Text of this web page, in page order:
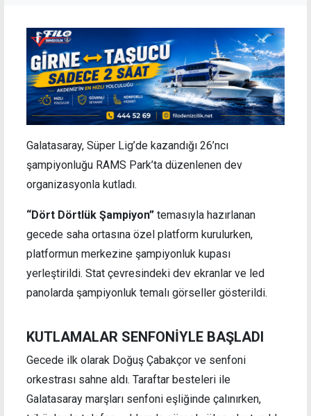
Galatasaray, Süper Lig’de kazandığı 26’ncı
şampiyonluğu RAMS Park’ta düzenlenen dev
organizasyonla kutladı.
“Dört Dörtlük Şampiyon” temasıyla hazırlanan
gecede saha ortasına özel platform kurulurken,
platformun merkezine şampiyonluk kupası
yerleştirildi. Stat çevresindeki dev ekranlar ve led
panolarda şampiyonluk temalı görseller gösterildi.
KUTLAMALAR SENFONİYLE BAŞLADI
Gecede ilk olarak Doğuş Çabakçor ve senfoni
orkestrası sahne aldı. Taraftar besteleri ile
Galatasaray marşları senfoni eşliğinde çalınırken,